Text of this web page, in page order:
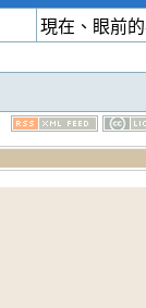
現在、眼前的